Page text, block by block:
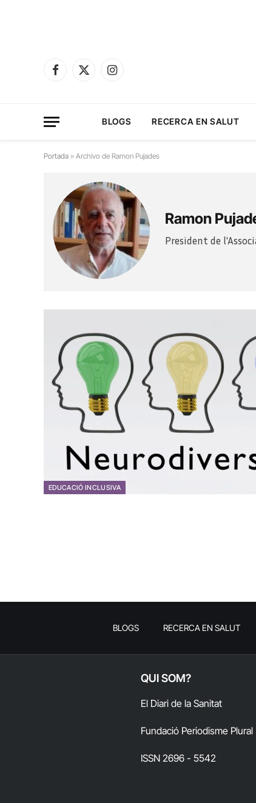
Facebook
X
Instagram
BLOGS RECERCA EN SALUT
Portada » Archivo de Ramon Pujades
Ramon
President de
EDUCACIÓ INCLUSIVA
BLOGS RECERCA EN SALUT
QUI SOM?
El Diari de la Sanitat
Fundació Periodisme Plural
ISSN 2696 - 5542